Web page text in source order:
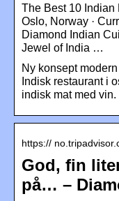
The Best 10 Indian
Oslo, Norway ·
Diamond Indian
Jewel of India …
Ny konsept
Indisk restaurant i
indisk mat med vin.
https://
God, fin
på… –